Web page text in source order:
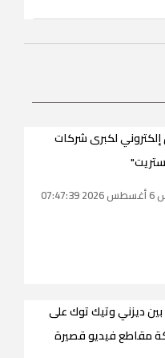
إلكتروني لكبرى شركات
ديزني وتيك توك على
مقاطع فيديو قصيرة